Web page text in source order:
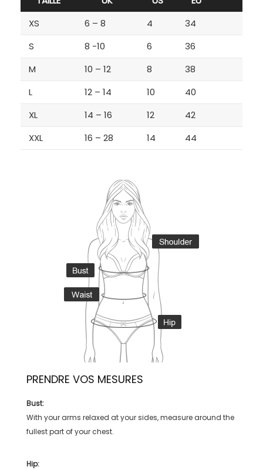
XS
6 – 8 4
34
S
8 -10 6
36
M
10 – 12 8
38
L
12 – 14 10
40
XL
14 – 16 12
42
XXL
16 – 28 14 44
PRENDRE VOS MESURES
Bust:
With your arms relaxed at your sides, measure around the
fullest part of your chest.
Hip: